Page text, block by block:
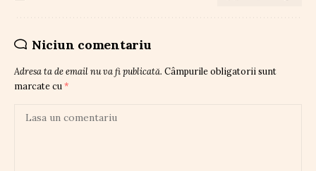
Niciun comentariu
Adresa ta de email nu va fi publicată. Câmpurile obligatorii sunt
marcate cu *